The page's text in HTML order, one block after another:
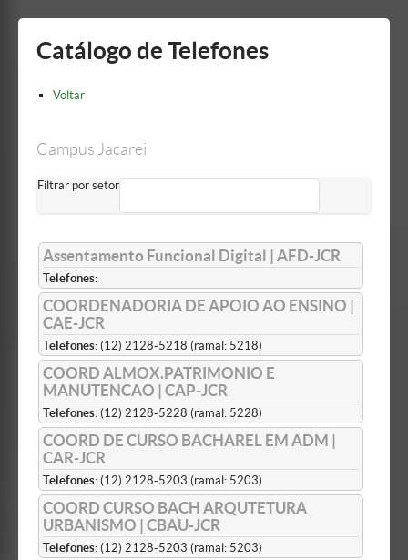
barra
Catálogo de Telefones
Voltar
Campus Jacarei
Filtrar por setor
Assentamento Funcional Digital | AFD-JCR
Telefones:
COORDENADORIA DE APOIO AO ENSINO |
CAE-JCR
Telefones: (12) 2128-5218 (ramal: 5218)
COORD ALMOX.PATRIMONIO E
MANUTENCAO | CAP-JCR
Telefones: (12) 2128-5228 (ramal: 5228)
COORD DE CURSO BACHAREL EM ADM |
CAR-JCR
Telefones: (12) 2128-5203 (ramal: 5203)
COORD CURSO BACH ARQUTETURA
URBANISMO | CBAU-JCR
Telefones: (12) 2128-5203 (ramal: 5203)